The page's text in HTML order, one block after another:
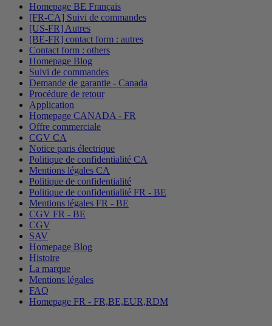
Homepage BE Français
[FR-CA] Suivi de commandes
[US-FR] Autres
[BE-FR] contact form : autres
Contact form : others
Homepage Blog
Suivi de commandes
Demande de garantie - Canada
Procédure de retour
Application
Homepage CANADA - FR
Offre commerciale
CGV CA
Notice paris électrique
Politique de confidentialité CA
Mentions légales CA
Politique de confidentialité
Politique de confidentialité FR - BE
Mentions légales FR - BE
CGV FR - BE
CGV
SAV
Homepage Blog
Histoire
La marque
Mentions légales
FAQ
Homepage FR - FR,BE,EUR,RDM